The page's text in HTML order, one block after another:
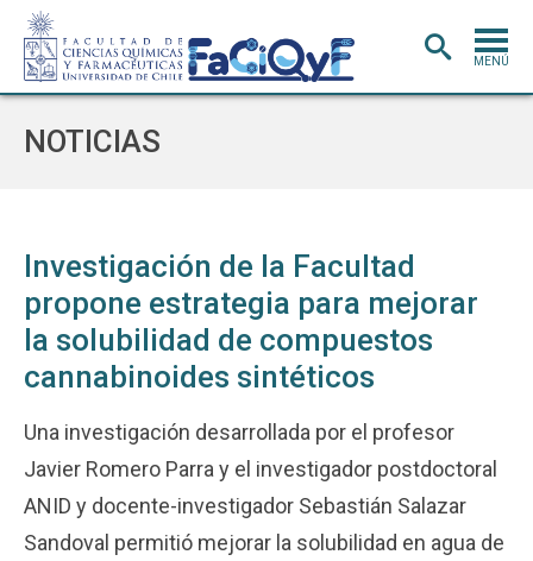
MENÚ
POSTGRADO
INVESTIGACIÓNE INNOVACIÓN
EXTENSIÓN Y VINCULACIÓN
BIBLIOTECA
DEPARTAMENTOS
FACULTAD
NOTICIAS
Investigación de la Facultad
propone estrategia para mejorar
la solubilidad de compuestos
cannabinoides sintéticos
Una investigación desarrollada por el profesor
Javier Romero Parra y el investigador postdoctoral
ANID y docente-investigador Sebastián Salazar
Sandoval permitió mejorar la solubilidad en agua de